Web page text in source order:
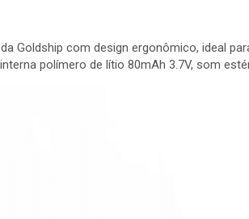
Goldship com design ergonômico, ideal
polímero de lítio 80mAh 3.7V, som